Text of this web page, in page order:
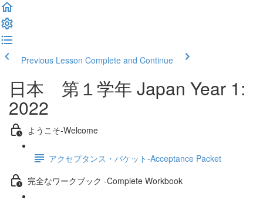
Previous Lesson Complete and Continue
日本 第１学年 Japan Year 1:
2022
ようこそ‐Welcome
アクセプタンス・パケット‐Acceptance Packet
完全なワークブック -Complete Workbook